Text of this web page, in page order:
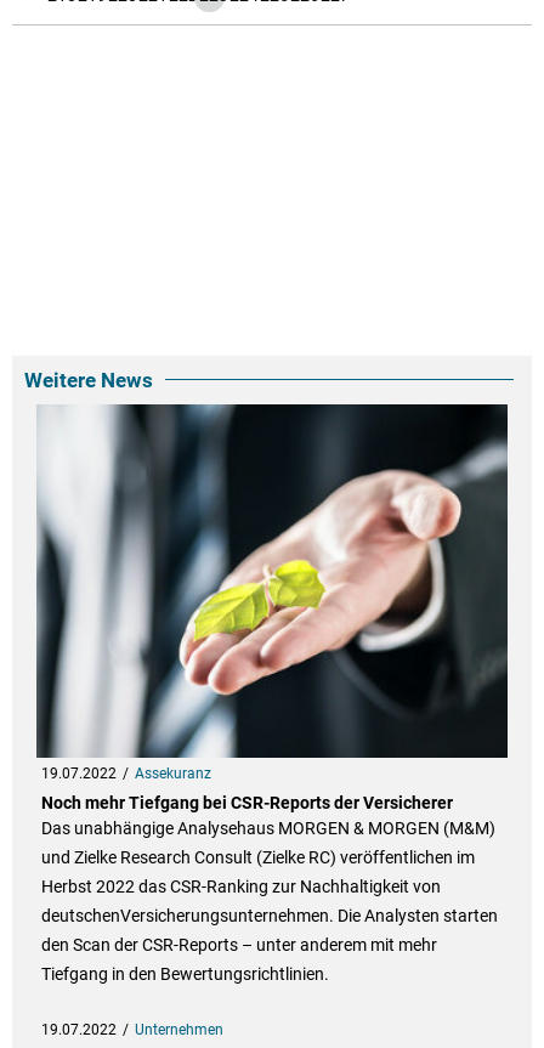
Weitere News
19.07.2022 Assekuranz
Noch mehr Tiefgang bei CSR-Reports der Versicherer
Das unabhängige Analysehaus MORGEN & MORGEN (M&M)
und Zielke Research Consult (Zielke RC) veröffentlichen im
Herbst 2022 das CSR-Ranking zur Nachhaltigkeit von
deutschenVersicherungsunternehmen. Die Analysten starten
den Scan der CSR-Reports – unter anderem mit mehr
Tiefgang in den Bewertungsrichtlinien.
19.07.2022 Unternehmen